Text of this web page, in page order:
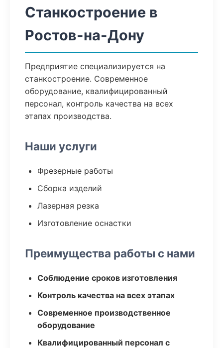
Станкостроение в
Ростов-на-Дону
Предприятие специализируется на
станкостроение. Современное
оборудование, квалифицированный
персонал, контроль качества на всех
этапах производства.
Наши услуги
Фрезерные работы
Сборка изделий
Лазерная резка
Изготовление оснастки
Преимущества работы с нами
Соблюдение сроков изготовления
Контроль качества на всех этапах
Современное производственное
оборудование
Квалифицированный персонал с